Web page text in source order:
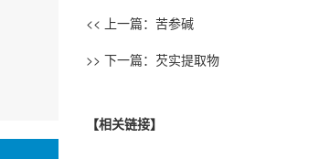
<< 上一篇： 苦参碱
>> 下一篇： 芡实提取物
【相关链接】